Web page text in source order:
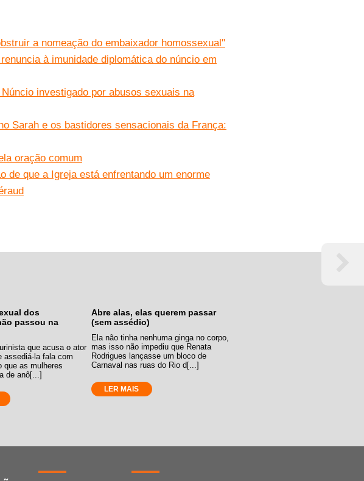
a nomeação do embaixador homossexual"
à imunidade diplomática do núncio em
investigado por abusos sexuais na
Sarah e os bastidores sensacionais da França:
oração comum
de que a Igreja está enfrentando um enorme
dos
passou na
que acusa o ator
assediá-la fala com
que as mulheres
de anô[...]
Abre alas, elas querem passar
(sem assédio)
Ela não tinha nenhuma ginga no corpo,
mas isso não impediu que Renata
Rodrigues lançasse um bloco de
Carnaval nas ruas do Rio d[...]
LER MAIS